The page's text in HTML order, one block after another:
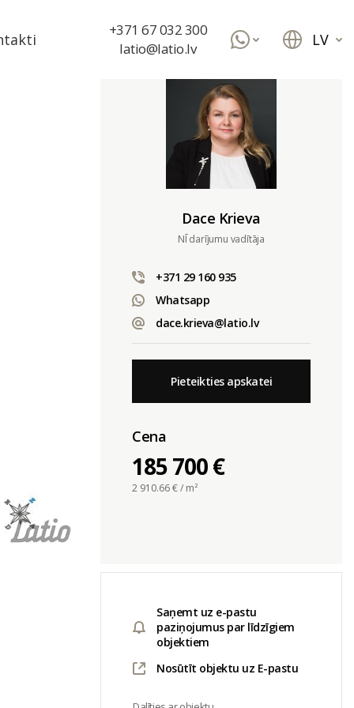
+371 67 032 300
latio@latio.lv
LV
Dace Krieva
NĪ darījumu vadītāja
+371 29 160 935
Whatsapp
dace.krieva@latio.lv
Pieteikties apskatei
Cena
185 700 €
2 910.66€ / m²
Saņemt uz e-pastu
paziņojumus par līdzīgiem
objektiem
Nosūtīt objektu uz E-pastu